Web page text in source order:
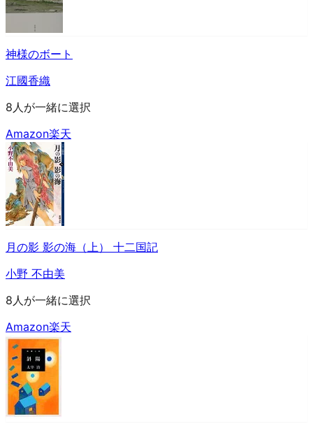
神様のボート
江國香織
8人が一緒に選択
Amazon楽天
月の影 影の海（上） 十二国記
小野 不由美
8人が一緒に選択
Amazon楽天